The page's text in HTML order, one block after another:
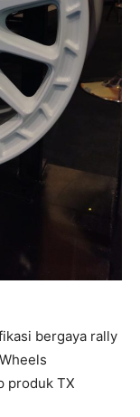
bergaya rally
produk TX